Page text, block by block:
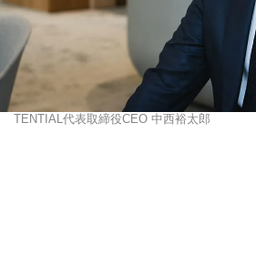
TENTIAL代表取締役CEO 中西裕太郎